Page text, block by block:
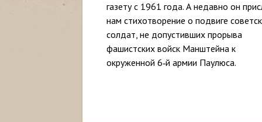
газету с 1961 года. А недавно он
нам стихотворение о подвиге
солдат, не допустивших прорыва
фашистских войск Манштейна к
окруженной 6‑й армии Паулюса.